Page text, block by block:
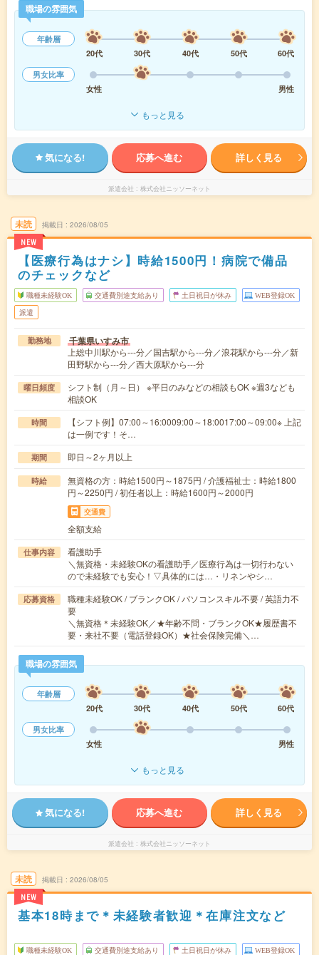
職場の雰囲気
年齢層
20代
30代 40代 50代
60代
男女比率
女性
男性
もっと見る
気になる! 応募へ進む 詳しく見る
派遣会社 株式会社ニッソーネット
未読
NEW
掲載日 2026/08/05
【医療行為はナシ】時給1500円！病院で備品
のチェックなど
職種未経験OK 交通費別途支給あり 土日祝日が休み WEB登録OK
派遣
勤務地 千葉県いすみ市
上総中川駅から---分／国吉駅から---分／浪花駅から---分／新
田野駅から---分／西大原駅から---分
曜日頻度
シフト制（月～日） ※平日のみなどの相談もOK ※週3なども
相談OK
時間
【シフト例】07:00～16:0009:00～18:0017:00～09:00※ 上記
は一例です！そ…
期間 即日～2ヶ月以上
時給
無資格の方：時給1500円～1875円 / 介護福祉士：時給1800
円～2250円 / 初任者以上：時給1600円～2000円
交通費
全額支給
仕事内容
看護助手
＼無資格・未経験OKの看護助手／医療行為は一切行わない
ので未経験でも安心！▽具体的には…・リネンやシ…
応募資格
職種未経験OK / ブランクOK / パソコンスキル不要 / 英語力不
要
＼無資格＊未経験OK／★年齢不問・ブランクOK★履歴書不
要・来社不要（電話登録OK）★社会保険完備＼…
職場の雰囲気
年齢層
20代
30代 40代 50代
60代
男女比率
女性
男性
もっと見る
気になる! 応募へ進む 詳しく見る
派遣会社 株式会社ニッソーネット
未読
NEW
掲載日 2026/08/05
基本18時まで＊未経験者歓迎＊在庫注文など
職種未経験OK 交通費別途支給あり 土日祝日が休み WEB登録OK